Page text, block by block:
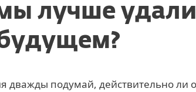
лучше
дважды подумай, действительно ли